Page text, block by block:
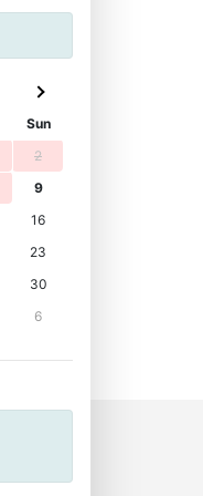
Sun
2
9
16
23
30
6